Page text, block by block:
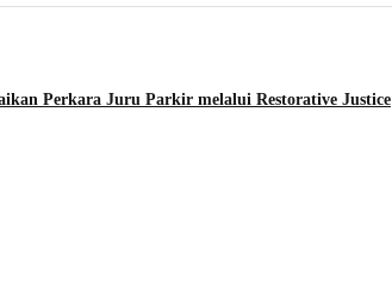
Perkara Juru Parkir melalui Restorative Justice